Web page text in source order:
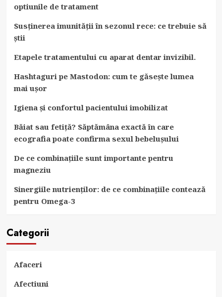
optiunile de tratament
Susținerea imunității în sezonul rece: ce trebuie să
știi
Etapele tratamentului cu aparat dentar invizibil.
Hashtaguri pe Mastodon: cum te găsește lumea
mai ușor
Igiena și confortul pacientului imobilizat
Băiat sau fetiță? Săptămâna exactă în care
ecografia poate confirma sexul bebelușului
De ce combinațiile sunt importante pentru
magneziu
Sinergiile nutrienților: de ce combinațiile contează
pentru Omega-3
Categorii
Afaceri
Afectiuni